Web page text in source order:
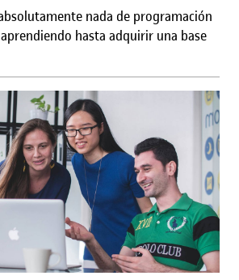
nada de programación
hasta adquirir una base